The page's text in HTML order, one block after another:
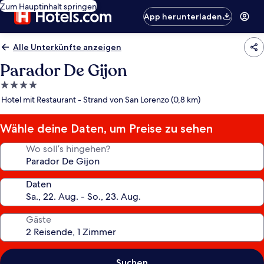
Zum Hauptinhalt springen
App herunterladen
Alle Unterkünfte anzeigen
Parador De Gijon
4.0-
Sterne-
Hotel mit Restaurant - Strand von San Lorenzo (0,8 km)
Wähle deine Daten, um Preise zu sehen
Wo soll’s hingehen?
Daten
Gäste